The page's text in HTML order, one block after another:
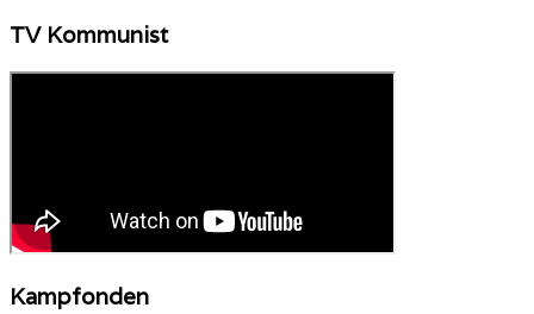
TV Kommunist
Kampfonden